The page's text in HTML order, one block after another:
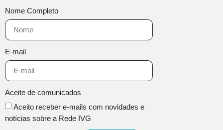
Nome Completo
E-mail
Aceite de comunicados
Aceito receber e-mails com novidades e
notícias sobre a Rede IVG